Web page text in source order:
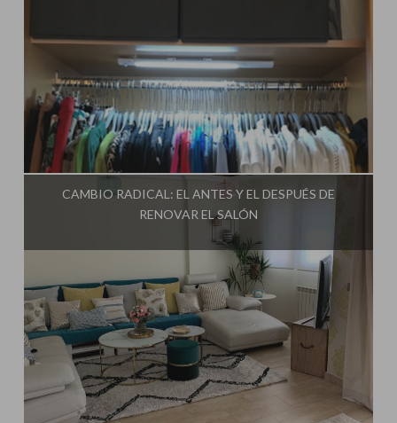
Influencer:Mimo de Mami
CAMBIO RADICAL: EL ANTES Y EL DESPUÉS DE
RENOVAR EL SALÓN
Influencer: